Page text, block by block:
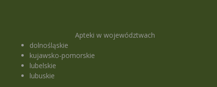
Apteki w województwach
dolnośląskie
kujawsko-pomorskie
lubelskie
lubuskie